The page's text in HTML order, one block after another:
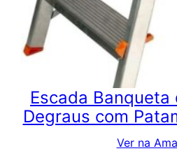
Escada Banqueta
Degraus com
Ver na